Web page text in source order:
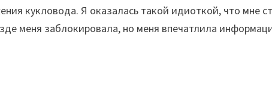
кукловода. Я оказалась такой идиоткой, что мне
меня заблокировала, но меня впечатлила